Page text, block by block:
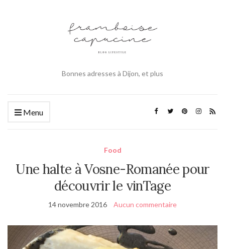
Bonnes adresses à Dijon, et plus
Menu
Food
Une halte à Vosne-Romanée pour
découvrir le vinTage
14 novembre 2016 Aucun commentaire